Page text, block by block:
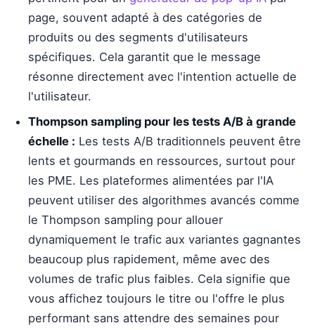
page, souvent adapté à des catégories de
produits ou des segments d'utilisateurs
spécifiques. Cela garantit que le message
résonne directement avec l'intention actuelle de
l'utilisateur.
Thompson sampling pour les tests A/B à grande
échelle : Les tests A/B traditionnels peuvent être
lents et gourmands en ressources, surtout pour
les PME. Les plateformes alimentées par l'IA
peuvent utiliser des algorithmes avancés comme
le Thompson sampling pour allouer
dynamiquement le trafic aux variantes gagnantes
beaucoup plus rapidement, même avec des
volumes de trafic plus faibles. Cela signifie que
vous affichez toujours le titre ou l'offre le plus
performant sans attendre des semaines pour